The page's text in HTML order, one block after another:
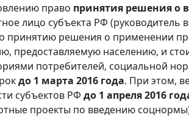
право принятия решения о
лицо субъекта РФ (руководитель
решения о применении
предоставляемую населению, и
потребителей, социальной
до 1 марта 2016 года. При этом,
субъектов РФ до 1 апреля 2016
проекты по введению